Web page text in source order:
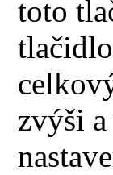
toto
zvýši